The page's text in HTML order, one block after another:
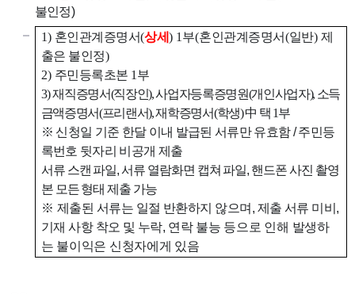
불인정)
1) 혼인관계증명서(상세) 1 부(혼인관계증명서(일반) 제
출은 불인정)
2) 주민등록초본 1 부
3) 재직증명서(직장인),사업자등록증명원(개인사업자), 소득
금액증명서(프리랜서),재학증명서(학생)中 택 1부
※ 신청일 기준 한달 이내 발급된 서류만 유효함/주민등
록번호 뒷자리 비공개 제출
서류 스캔 파일,서류 열람화면 캡쳐 파일, 핸드폰 사진 촬영
본 모든 형태 제출 가능
※ 제출된 서류는 일절 반환하지 않으며 , 제출 서류 미비 ,
기재 사항 착오 및 누락, 연락 불능 등으로 인해 발생하
는 불이익은 신청자에게 있음